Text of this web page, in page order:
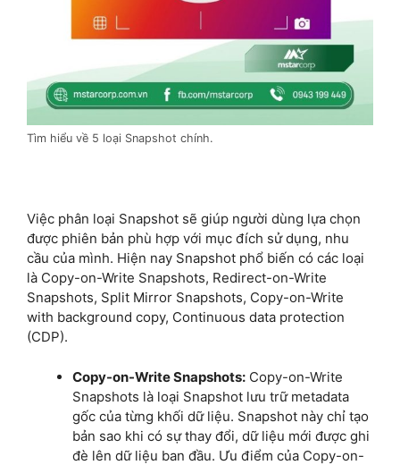
Tìm hiểu về 5 loại Snapshot chính.
Việc phân loại Snapshot sẽ giúp người dùng lựa chọn
được phiên bản phù hợp với mục đích sử dụng, nhu
cầu của mình. Hiện nay Snapshot phổ biến có các loại
là Copy-on-Write Snapshots, Redirect-on-Write
Snapshots, Split Mirror Snapshots, Copy-on-Write
with background copy, Continuous data protection
(CDP).
Copy-on-Write Snapshots: Copy-on-Write
Snapshots là loại Snapshot lưu trữ metadata
gốc của từng khối dữ liệu. Snapshot này chỉ tạo
bản sao khi có sự thay đổi, dữ liệu mới được ghi
đè lên dữ liệu ban đầu. Ưu điểm của Copy-on-